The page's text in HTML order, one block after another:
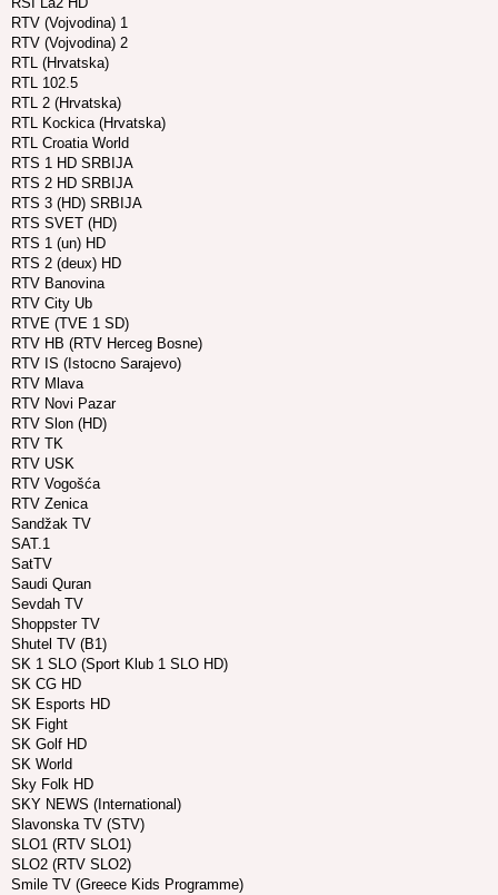
RTV (Vojvodina) 1
RTV (Vojvodina) 2
RTL (Hrvatska)
RTL 102.5
RTL 2 (Hrvatska)
RTL Kockica (Hrvatska)
RTL Croatia World
RTS 1 HD SRBIJA
RTS 2 HD SRBIJA
RTS 3 (HD) SRBIJA
RTS SVET (HD)
RTS 1 (un) HD
RTS 2 (deux) HD
RTV Banovina
RTV City Ub
RTVE (TVE 1 SD)
RTV HB (RTV Herceg Bosne)
RTV IS (Istocno Sarajevo)
RTV Mlava
RTV Novi Pazar
RTV Slon (HD)
RTV TK
RTV USK
RTV Vogošća
RTV Zenica
Sandžak TV
SAT.1
SatTV
Saudi Quran
Sevdah TV
Shoppster TV
Shutel TV (B1)
SK 1 SLO (Sport Klub 1 SLO HD)
SK CG HD
SK Esports HD
SK Fight
SK Golf HD
SK World
Sky Folk HD
SKY NEWS (International)
Slavonska TV (STV)
SLO1 (RTV SLO1)
SLO2 (RTV SLO2)
Smile TV (Greece Kids Programme)